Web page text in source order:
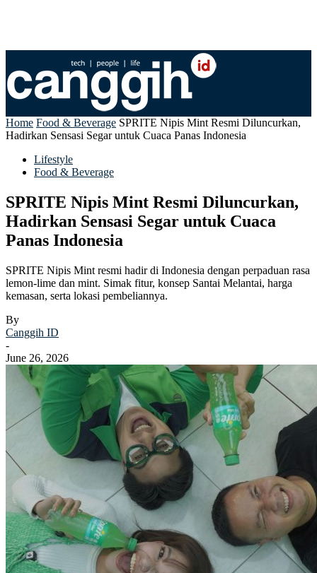
Home Food & Beverage SPRITE Nipis Mint Resmi Diluncurkan,
Hadirkan Sensasi Segar untuk Cuaca Panas Indonesia
Lifestyle
Food & Beverage
SPRITE Nipis Mint Resmi Diluncurkan,
Hadirkan Sensasi Segar untuk Cuaca
Panas Indonesia
SPRITE Nipis Mint resmi hadir di Indonesia dengan perpaduan rasa
lemon-lime dan mint. Simak fitur, konsep Santai Melantai, harga
kemasan, serta lokasi pembeliannya.
By
Canggih ID
-
June 26, 2026